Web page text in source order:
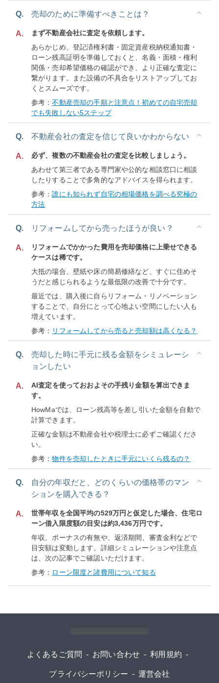
Q. 売却のために準備すべきことは？
A.
まず不動産会社に査定を依頼します。
あらかじめ、登記済権利書・固定資産税納税通知書・
ローン残高証明を準備しておくと、名義・面積・権利
関係・売却希望価格の確認ができ、より正確な査定に
繋がります。また設備の不具合をリストアップしてお
くとスムーズです。
参考：不動産売却の手順と注意点！初めての自宅売却
でも失敗しない5ステップ
Q. 不動産会社の査定を信じて良いかわからない
A.
必ず、複数の不動産会社の査定を比較しましょう。
あわせて第三者である専門家や公的な相談窓口に相談
したりすることで多角的なアドバイスを得られます。
参考：誰にも知られず自宅の相場価格を調べる究極の
方法
Q. リフォームしてから売ったほうが良い？
A.
リフォームでかかった費用を売却価格に上乗せできる
ケースは稀です。
大抵の場合、壁紙や床の簡易修繕など、すぐに住めそ
うだと感じられるような最低限の改善で十分です。
最近では、購入後に自らリフォーム・リノベーション
することで、自分にとって心地よい空間にしたい人も
増えています。
参考： リフォームしてから売ると売却額は高くなる？
Q.
売却した時に手元に残る金額をシミュレーシ
ョンしたい
A.
AI査定を使っておおよその手残り金額を算出できま
す。
HowMaでは、ローン残高等を差し引いた金額を自動で
計算できます。
正確な金額は不動産会社や税理士に必ずご確認くださ
い。
参考：物件を売却したときに手元にいくら残るの？
Q.
自分の年収だと、どのくらいの価格帯のマン
ションを購入できる？
A.
世帯年収を全国平均の529万円と仮定した場合、住宅ロ
ーン借入限度額の目安は約3,436万円です。
年収、ボーナスの有無や、返済期間、審査金利などで
目安額は変動します。詳細シミュレーションや注意点
は、次の記事でご確認いただけます。
参考： ローン限度と諸費用について知る
よくあるご質問 - お問い合わせ - 利用規約 -
プライバシーポリシー - 運営会社